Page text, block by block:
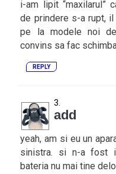
i-am lipit “maxilarul”
de prindere s-a rupt,
pe la modele noi
convins sa fac
REPLY
add
yeah, am si eu un
sinistra. si n-a fost
bateria nu mai tine